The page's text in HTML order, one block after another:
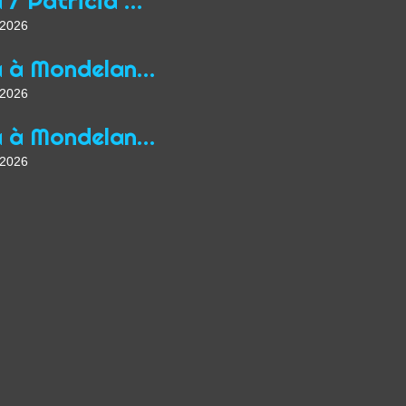
Yoga à Mondelange depuis 2013
Yoga à Mondelange Saison 2026/2027